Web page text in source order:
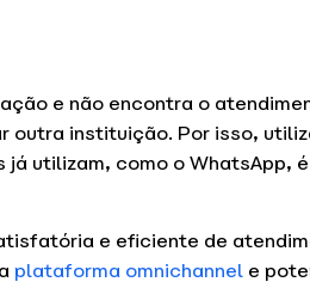
e não encontra o
instituição. Por isso,
já utilizam, como o WhatsApp,
e eficiente de
plataforma omnichannel e